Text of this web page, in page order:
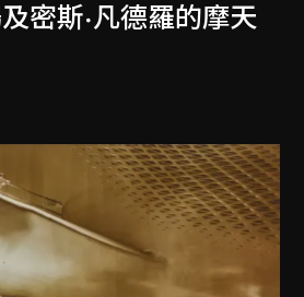
密斯·凡德羅的摩天